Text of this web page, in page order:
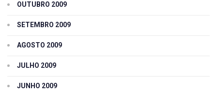
OUTUBRO 2009
SETEMBRO 2009
AGOSTO 2009
JULHO 2009
JUNHO 2009